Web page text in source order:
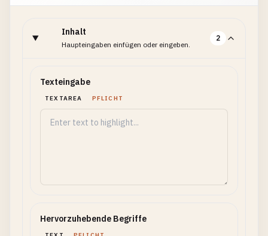
Inhalt
Haupteingaben einfügen oder eingeben.
2
Texteingabe
TEXTAREA PFLICHT
Hervorzuhebende Begriffe